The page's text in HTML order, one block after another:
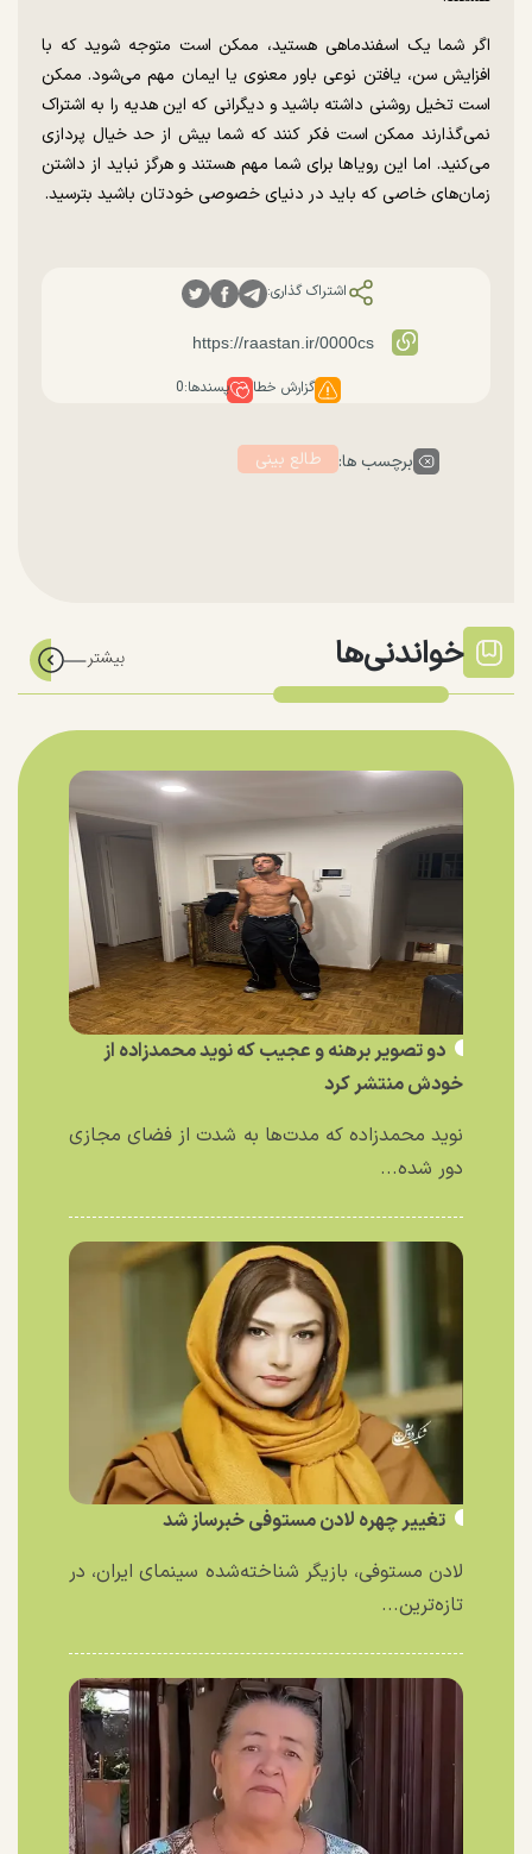
اگر شما یک اسفندماهی هستید، ممکن است متوجه شوید که با
افزایش سن، یافتن نوعی باور معنوی یا ایمان مهم می‌شود. ممکن
است تخیل روشنی داشته باشید و دیگرانی که این هدیه را به اشتراک
نمی‌گذارند ممکن است فکر کنند که شما بیش از حد خیال پردازی
می‌کنید. اما این رویا‌ها برای شما مهم هستند و هرگز نباید از داشتن
زمان‌های خاصی که باید در دنیای خصوصی خودتان باشید بترسید.
اشتراک گذاری:
گزارش خطا پسندها:0
برچسب ها: طالع بینی
خواندنی‌ها
دو تصویر برهنه و عجیب که نوید محمدزاده از
خودش منتشر کرد
نوید محمدزاده که مدت‌ها به شدت از فضای مجازی
دور شده...
تغییر چهره لادن مستوفی خبرساز شد
لادن مستوفی، بازیگر شناخته‌شده سینمای ایران، در
تازه‌ترین...